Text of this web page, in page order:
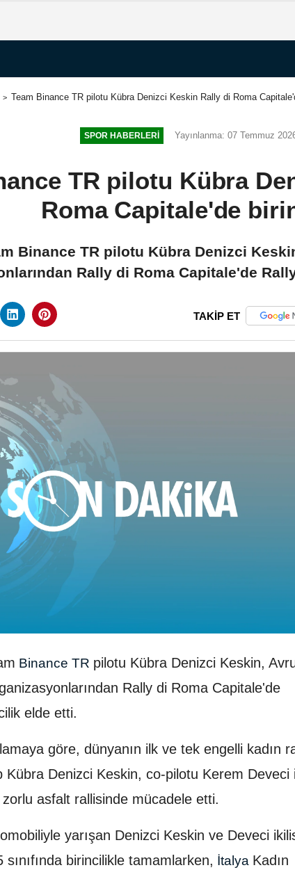
Team Binance TR pilotu Kübra Denizci Keskin Rally di Roma
SPOR HABERLERI Yayınlanma: 07 Temmuz
TR pilotu Kübra
Roma Capitale'de
Binance TR pilotu Kübra Denizci
Rally di Roma Capitale'de
TAKİP ET
Binance TR pilotu Kübra Denizci Keskin,
Rally di Roma Capitale'de
elde etti.
göre, dünyanın ilk ve tek engelli kadın
Kübra Denizci Keskin, co-pilotu Kerem Deveci
asfalt rallisinde mücadele etti.
yarışan Denizci Keskin ve Deveci
birincilikle tamamlarken, İtalya Kadın